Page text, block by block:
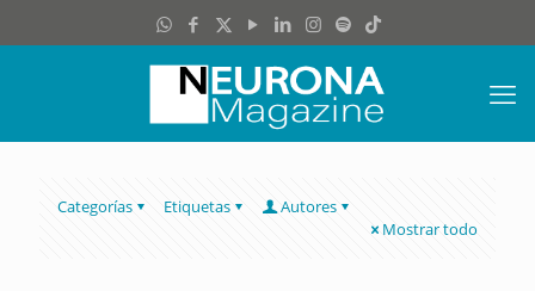
Categorías Etiquetas
Autores
Mostrar todo